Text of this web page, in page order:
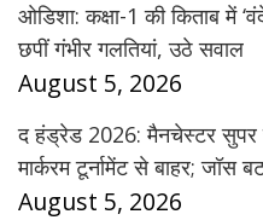
ओडिशा: कक्षा-1 की किताब में
छपीं गंभीर गलतियां, उठे सवाल
August 5, 2026
द हंड्रेड 2026: मैनचेस्टर
मार्करम टूर्नामेंट से बाहर; जॉस
August 5, 2026